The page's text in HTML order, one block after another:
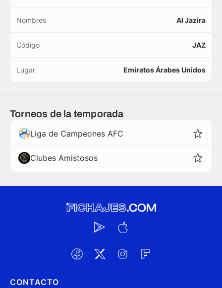
Nombres Al Jazira
Código JAZ
Lugar Emiratos Árabes Unidos
Torneos de la temporada
Liga de Campeones AFC
Clubes Amistosos
CONTACTO